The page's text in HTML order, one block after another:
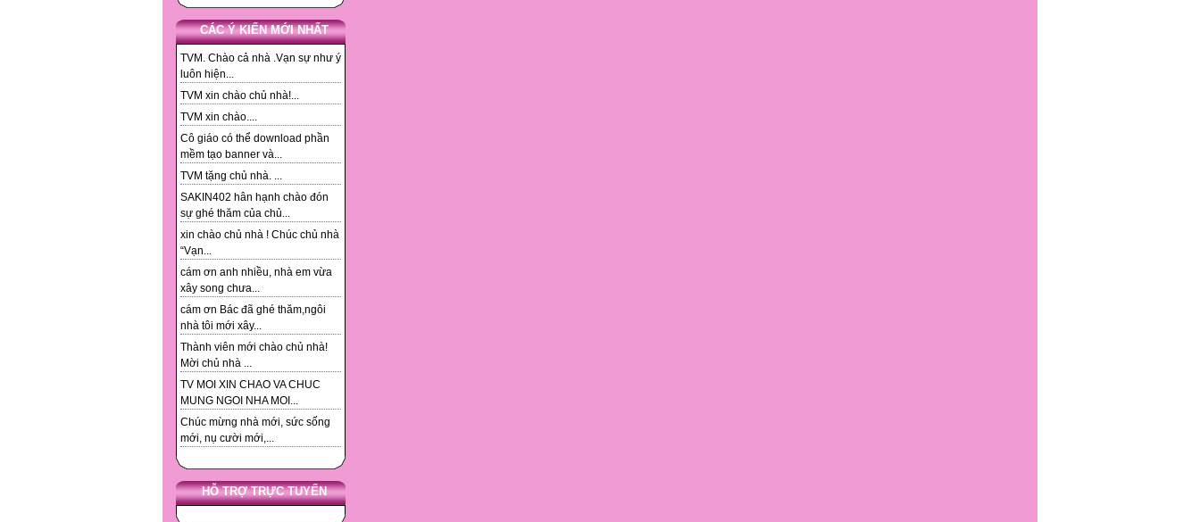
CÁC Ý KIẾN MỚI NHẤT
TVM. Chào cả nhà .Vạn sự như ý
luôn hiện...
TVM xin chào chủ nhà!...
TVM xin chào....
Cô giáo có thể download phần
mềm tạo banner và...
TVM tặng chủ nhà. ...
SAKIN402 hân hạnh chào đón
sự ghé thăm của chủ...
xin chào chủ nhà ! Chúc chủ nhà
“Vạn...
cám ơn anh nhiều, nhà em vừa
xây song chưa...
cám ơn Bác đã ghé thăm,ngôi
nhà tôi mới xây...
Thành viên mới chào chủ nhà!
Mời chủ nhà ...
TV MOI XIN CHAO VA CHUC
MUNG NGOI NHA MOI...
Chúc mừng nhà mới, sức sống
mới, nụ cười mới,...
HỖ TRỢ TRỰC TUYẾN